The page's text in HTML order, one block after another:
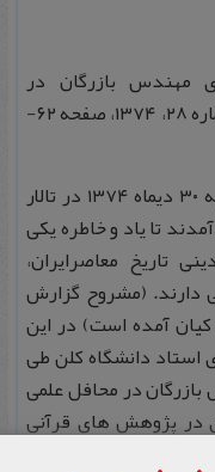
مهندس بازرگان در
پژوهشهای قرآنی”، كیان، سال پنجم، شماره ۲۸، ۱۳۷۴، صفحه ۶۲-
گروهی از ایرانیان مقیم آلمان روز شنبه ۳۰ دیماه ۱۳۷۴ در تالار
تا یاد و خاطره یکی
تاریخ معاصرایران،
دارند. (مشروح گزارش
آمده است) در این
استاد دانشگاه کلن طی
بازرگان در محافل علمی
در پژوهش های قرآنی
فلاطوری از نظر